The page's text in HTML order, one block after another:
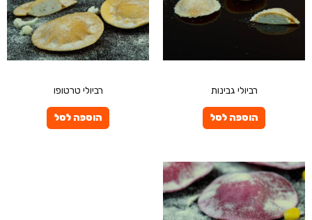
רביולי גבינות
הוספה לסל
רביולי טרטופו
הוספה לסל